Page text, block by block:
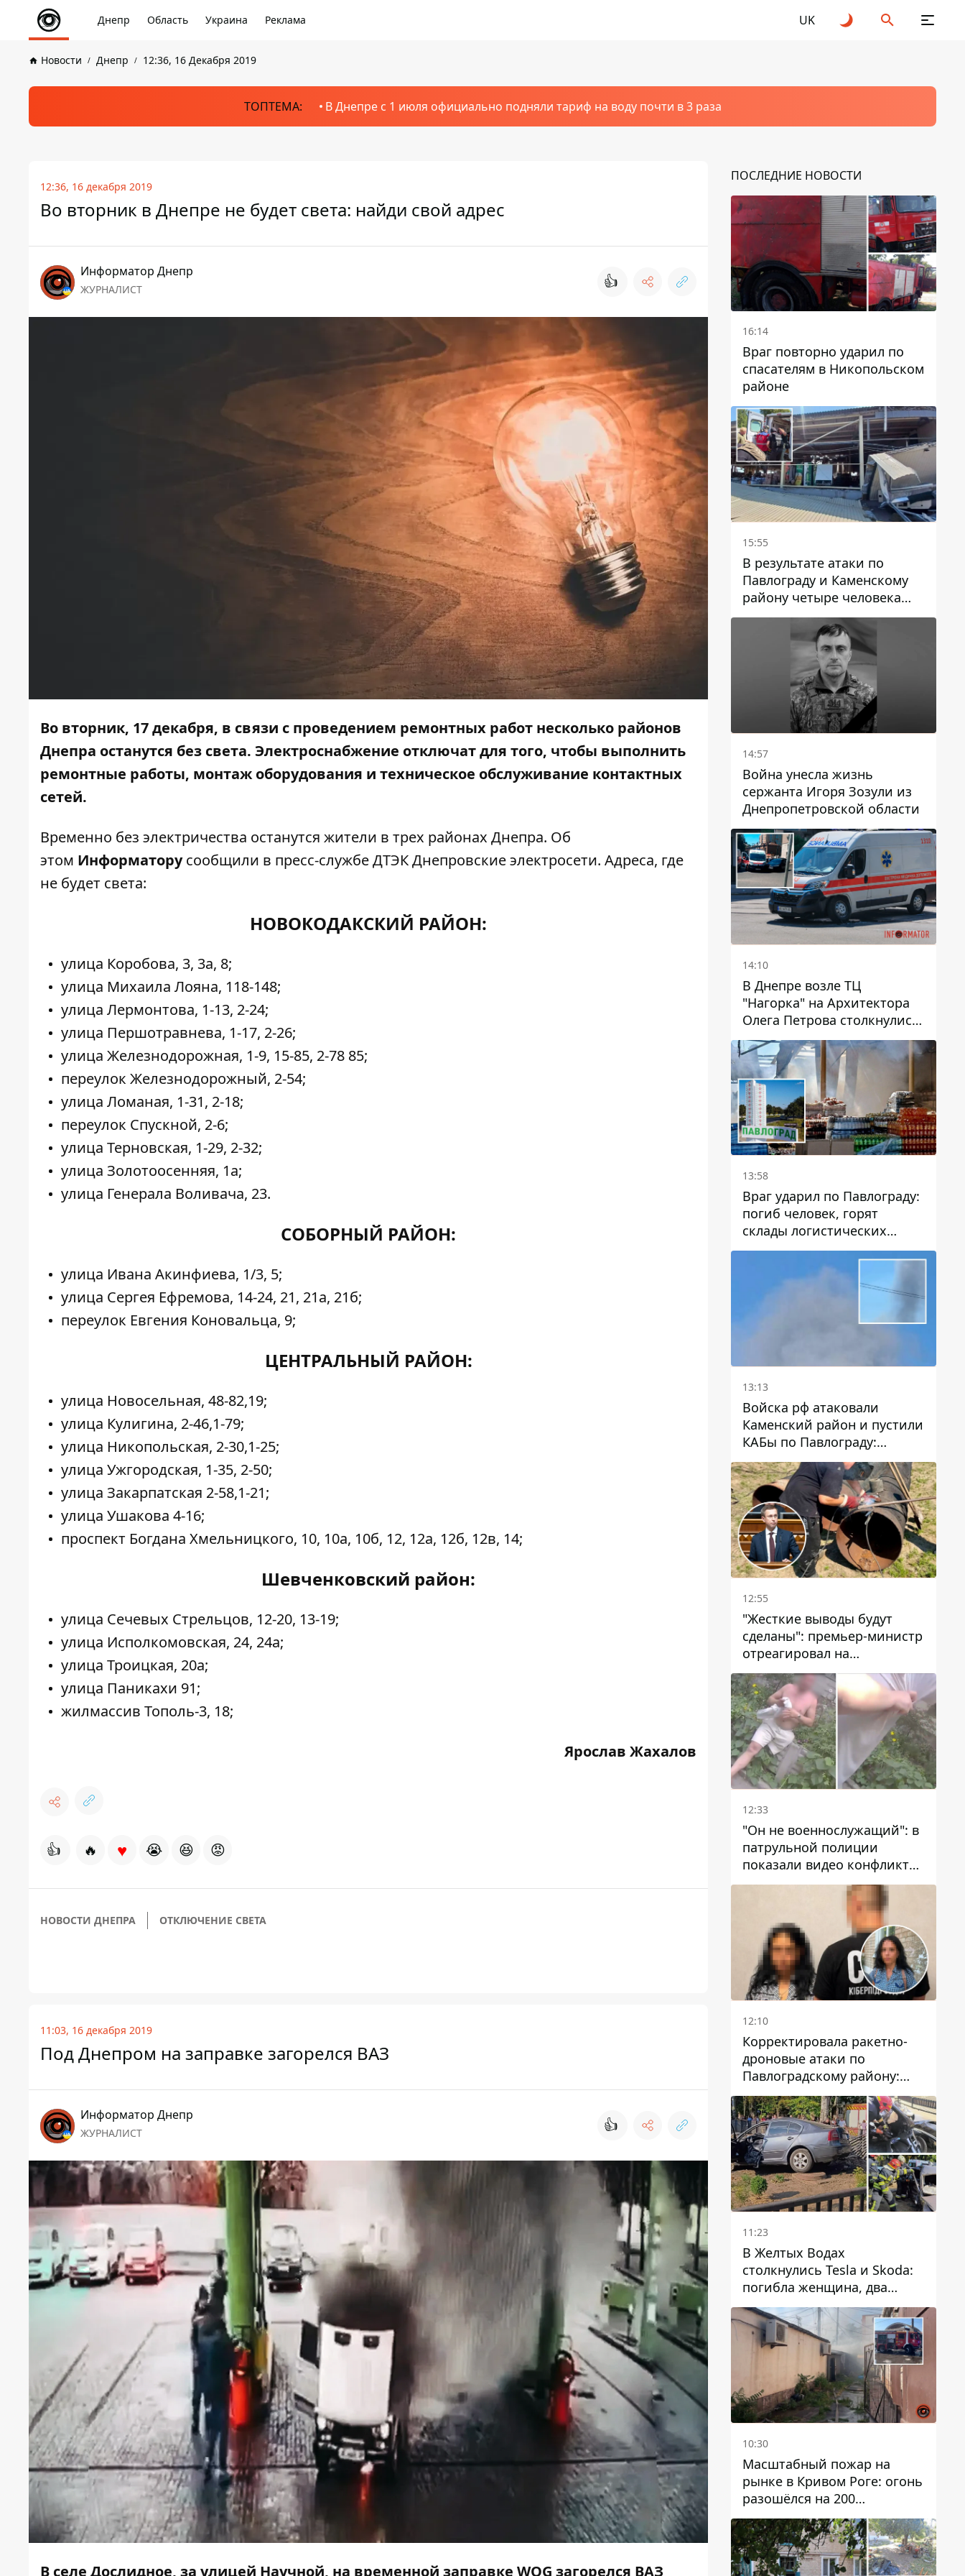
Днепр Область Украина Реклама UK
Новости Днепр 12:36, 16 Декабря 2019
ТОПТЕМА: В Днепре с 1 июля официально подняли тариф на воду почти в 3 раза
12:36, 16 декабря 2019
Во вторник в Днепре не будет света: найди свой адрес
Информатор Днепр
ЖУРНАЛИСТ 👍
Во вторник, 17 декабря, в связи с проведением ремонтных работ несколько районов
Днепра останутся без света. Электроснабжение отключат для того, чтобы выполнить
ремонтные работы, монтаж оборудования и техническое обслуживание контактных
сетей.
Временно без электричества останутся жители в трех районах Днепра. Об
этом Информаторусообщили в пресс-службе ДТЭК Днепровские электросети. Адреса, где
не будет света:
НОВОКОДАКСКИЙ РАЙОН:
улица Коробова, 3, 3а, 8;
улица Михаила Лояна, 118-148;
улица Лермонтова, 1-13, 2-24;
улица Першотравнева, 1-17, 2-26;
улица Железнодорожная, 1-9, 15-85, 2-78 85;
переулок Железнодорожный, 2-54;
улица Ломаная, 1-31, 2-18;
переулок Спускной, 2-6;
улица Терновская, 1-29, 2-32;
улица Золотоосенняя, 1а;
улица Генерала Воливача, 23.
СОБОРНЫЙ РАЙОН:
улица Ивана Акинфиева, 1/3, 5;
улица Сергея Ефремова, 14-24, 21, 21а, 21б;
переулок Евгения Коновальца, 9;
ЦЕНТРАЛЬНЫЙ РАЙОН:
улица Новосельная, 48-82,19;
улица Кулигина, 2-46,1-79;
улица Никопольская, 2-30,1-25;
улица Ужгородская, 1-35, 2-50;
улица Закарпатская 2-58,1-21;
улица Ушакова 4-16;
проспект Богдана Хмельницкого, 10, 10а, 10б, 12, 12а, 12б, 12в, 14;
Шевченковский район:
улица Сечевых Стрельцов, 12-20, 13-19;
улица Исполкомовская, 24, 24а;
улица Троицкая, 20а;
улица Паникахи 91;
жилмассив Тополь-3, 18;
Ярослав Жахалов
👍 🔥 ♥ 😭 😆 😡
НОВОСТИ ДНЕПРА ОТКЛЮЧЕНИЕ СВЕТА
11:03, 16 декабря 2019
Под Днепром на заправке загорелся ВАЗ
Информатор Днепр
ЖУРНАЛИСТ 👍
В селе Дослидное, за улицей Научной, на временной заправке WOG загорелся ВАЗ
ПОСЛЕДНИЕ НОВОСТИ
16:14
Враг повторно ударил по
спасателям в Никопольском
районе
15:55
В результате атаки по
Павлограду и Каменскому
району четыре человека
погибли, семеро получили
ранения
14:57
Война унесла жизнь
сержанта Игоря Зозули из
Днепропетровской области
14:10
В Днепре возле ТЦ
"Нагорка" на Архитектора
Олега Петрова столкнулись
"скорая" и Toyota: трамваи
№5 задерживаются
13:58
Враг ударил по Павлограду:
погиб человек, горят
склады логистических
компаний и магазина
13:13
Войска рф атаковали
Каменский район и пустили
КАБы по Павлограду:
пострадал мужчина, в небо
поднимается столб дыма
12:55
"Жесткие выводы будут
сделаны": премьер-министр
отреагировал на
несколькодневное
отсутствие воды в Марганце
12:33
"Он не военнослужащий": в
патрульной полиции
показали видео конфликта
с мужчиной без ноги на
проспекте Поля в Днепре
12:10
Корректировала ракетно-
дроновые атаки по
Павлоградскому району:
задержали вражескую
агентку
11:23
В Желтых Водах
столкнулись Tesla и Skoda:
погибла женщина, два
человека пострадали
10:30
Масштабный пожар на
рынке в Кривом Роге: огонь
разошёлся на 200
квадратных метров